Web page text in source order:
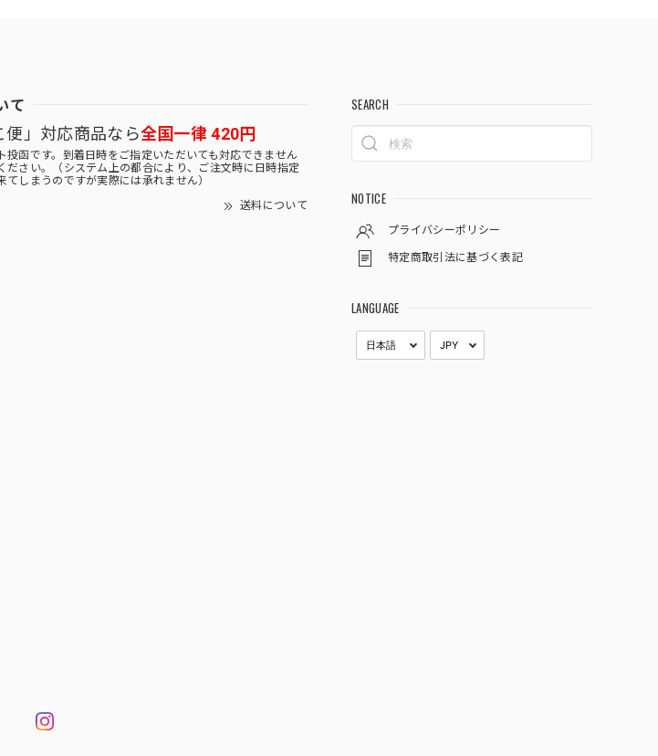
て
便」対応商品なら全国一律 420円
投函です。到着日時をご指定いただいても対応できません
ださい。（システム上の都合により、ご注文時に日時指定
てしまうのですが実際には承れません）
送料について
SEARCH
NOTICE
プライバシーポリシー
特定商取引法に基づく表記
LANGUAGE